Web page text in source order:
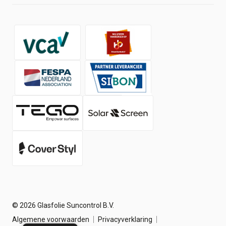
Werken bij
Nieuws
© 2026 Glasfolie Suncontrol B.V.
Algemene voorwaarden
Privacyverklaring